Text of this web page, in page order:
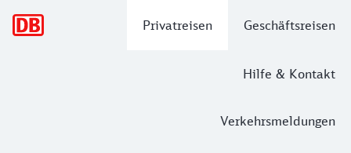
Privatreisen Geschäftsreisen
Hilfe & Kontakt
Verkehrsmeldungen